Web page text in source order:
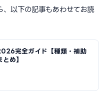
、以下の記事もあわせてお読
完全ガイド【種類・補助
め】